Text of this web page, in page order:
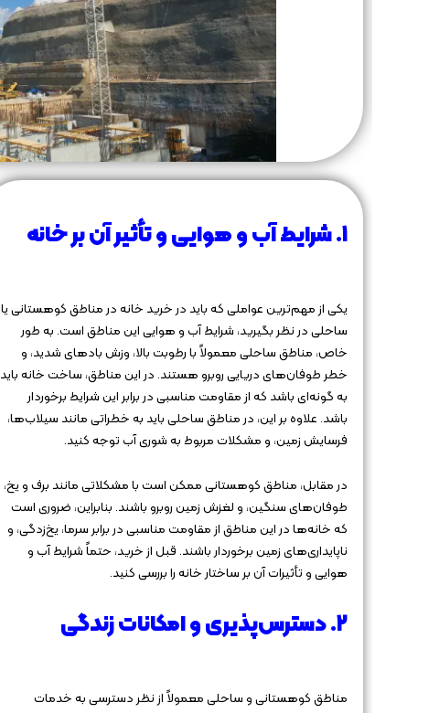
۱. شرایط آب و هوایی و تأثیر آن بر خانه
یکی از مهم‌ترین عواملی که باید در خرید خانه در مناطق کوهستانی یا
ساحلی در نظر بگیرید، شرایط آب و هوایی این مناطق است. به طور
خاص، مناطق ساحلی معمولاً با رطوبت بالا، وزش بادهای شدید، و
خطر طوفان‌های دریایی روبرو هستند. در این مناطق، ساخت خانه باید
به گونه‌ای باشد که از مقاومت مناسبی در برابر این شرایط برخوردار
باشد. علاوه بر این، در مناطق ساحلی باید به خطراتی مانند سیلاب‌ها،
فرسایش زمین، و مشکلات مربوط به شوری آب توجه کنید.
در مقابل، مناطق کوهستانی ممکن است با مشکلاتی مانند برف و یخ،
طوفان‌های سنگین، و لغزش زمین روبرو باشند. بنابراین، ضروری است
که خانه‌ها در این مناطق از مقاومت مناسبی در برابر سرما، یخ‌زدگی، و
ناپایداری‌های زمین برخوردار باشند. قبل از خرید، حتماً شرایط آب و
هوایی و تأثیرات آن بر ساختار خانه را بررسی کنید.
۲. دسترس‌پذیری و امکانات زندگی
مناطق کوهستانی و ساحلی معمولاً از نظر دسترسی به خدمات